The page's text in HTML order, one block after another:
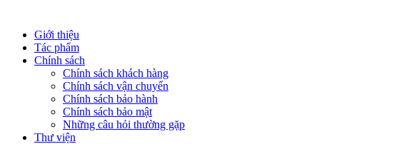
Giới thiệu
Tác phẩm
Chính sách
Chính sách khách hàng
Chính sách vận chuyển
Chính sách bảo hành
Chính sách bảo mật
Những câu hỏi thường gặp
Thư viện